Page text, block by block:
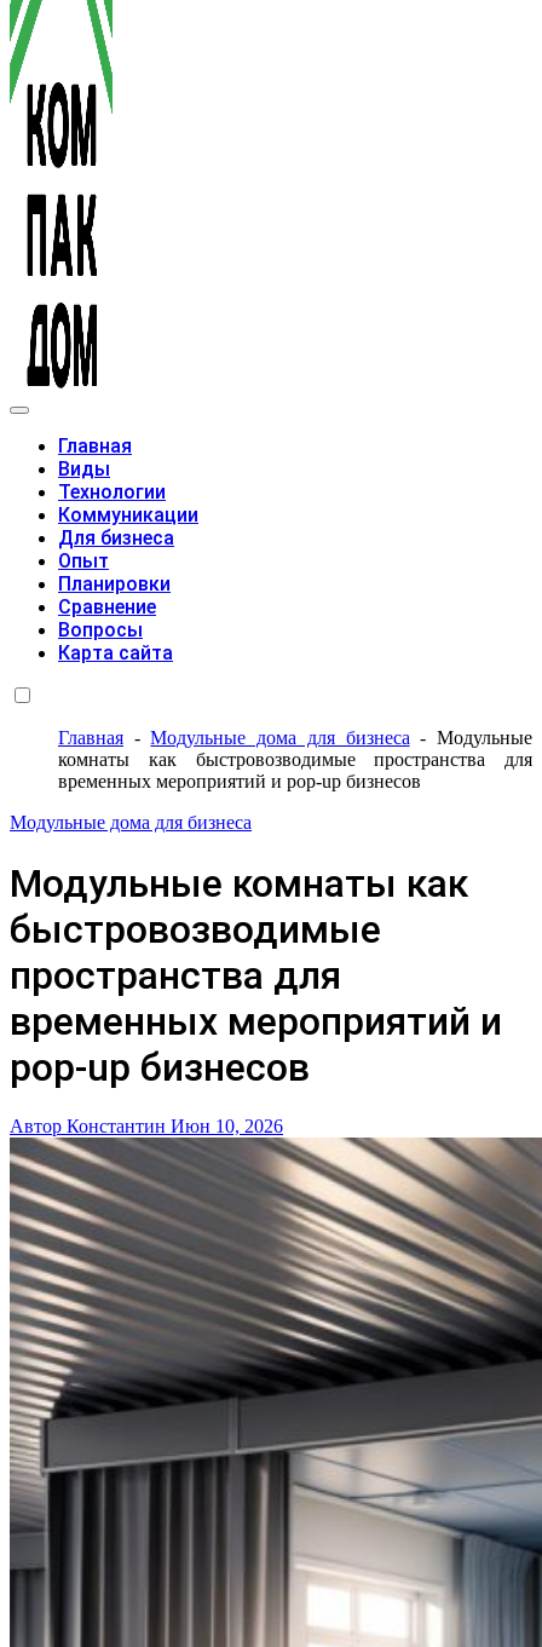
Главная
Виды
Технологии
Коммуникации
Для бизнеса
Опыт
Планировки
Сравнение
Вопросы
Карта сайта
Главная -Модульные дома для бизнеса -Модульные
комнаты как быстровозводимые пространства для
временных мероприятий и pop-up бизнесов
Модульные дома для бизнеса
Модульные комнаты как
быстровозводимые
пространства для
временных мероприятий и
pop-up бизнесов
Автор Константин Июн 10, 2026